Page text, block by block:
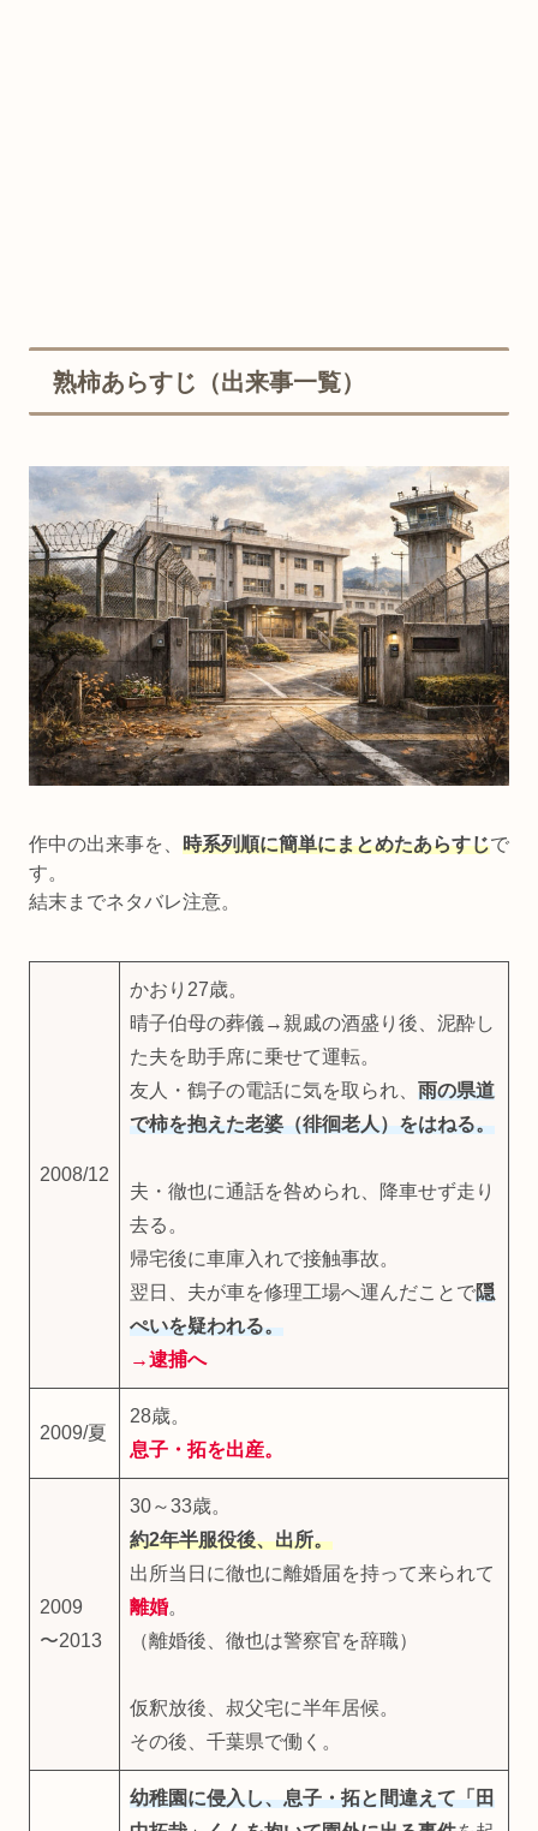
熟柿あらすじ（出来事一覧）
作中の出来事を、 時系列順に簡単にまとめたあらすじで
す。
結末までネタバレ注意。
2008/12
かおり27歳。
晴子伯母の葬儀→親戚の酒盛り後、泥酔し
た夫を助手席に乗せて運転。
友人・鶴子の電話に気を取られ、 雨の県道
で柿を抱えた老婆（徘徊老人）をはねる。
夫・徹也に通話を咎められ、降車せず走り
去る。
帰宅後に車庫入れで接触事故。
翌日、夫が車を修理工場へ運んだことで隠
ぺいを疑われる。
→逮捕へ
2009/夏
28歳。
息子・拓を出産。
2009
〜2013
30～33歳。
約2年半服役後、出所。
出所当日に徹也に離婚届を持って来られて
離婚。
（離婚後、徹也は警察官を辞職）
仮釈放後、叔父宅に半年居候。
その後、千葉県で働く。
幼稚園に侵入し、息子・拓と間違えて「田